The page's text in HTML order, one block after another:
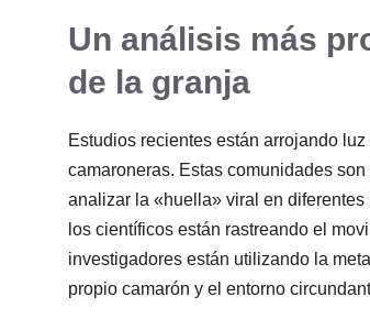
Un análisis más
de la granja
Estudios recientes están arrojando
camaroneras. Estas comunidades
analizar la «huella» viral en
los científicos están rastreando el
investigadores están utilizando la
propio camarón y el entorno